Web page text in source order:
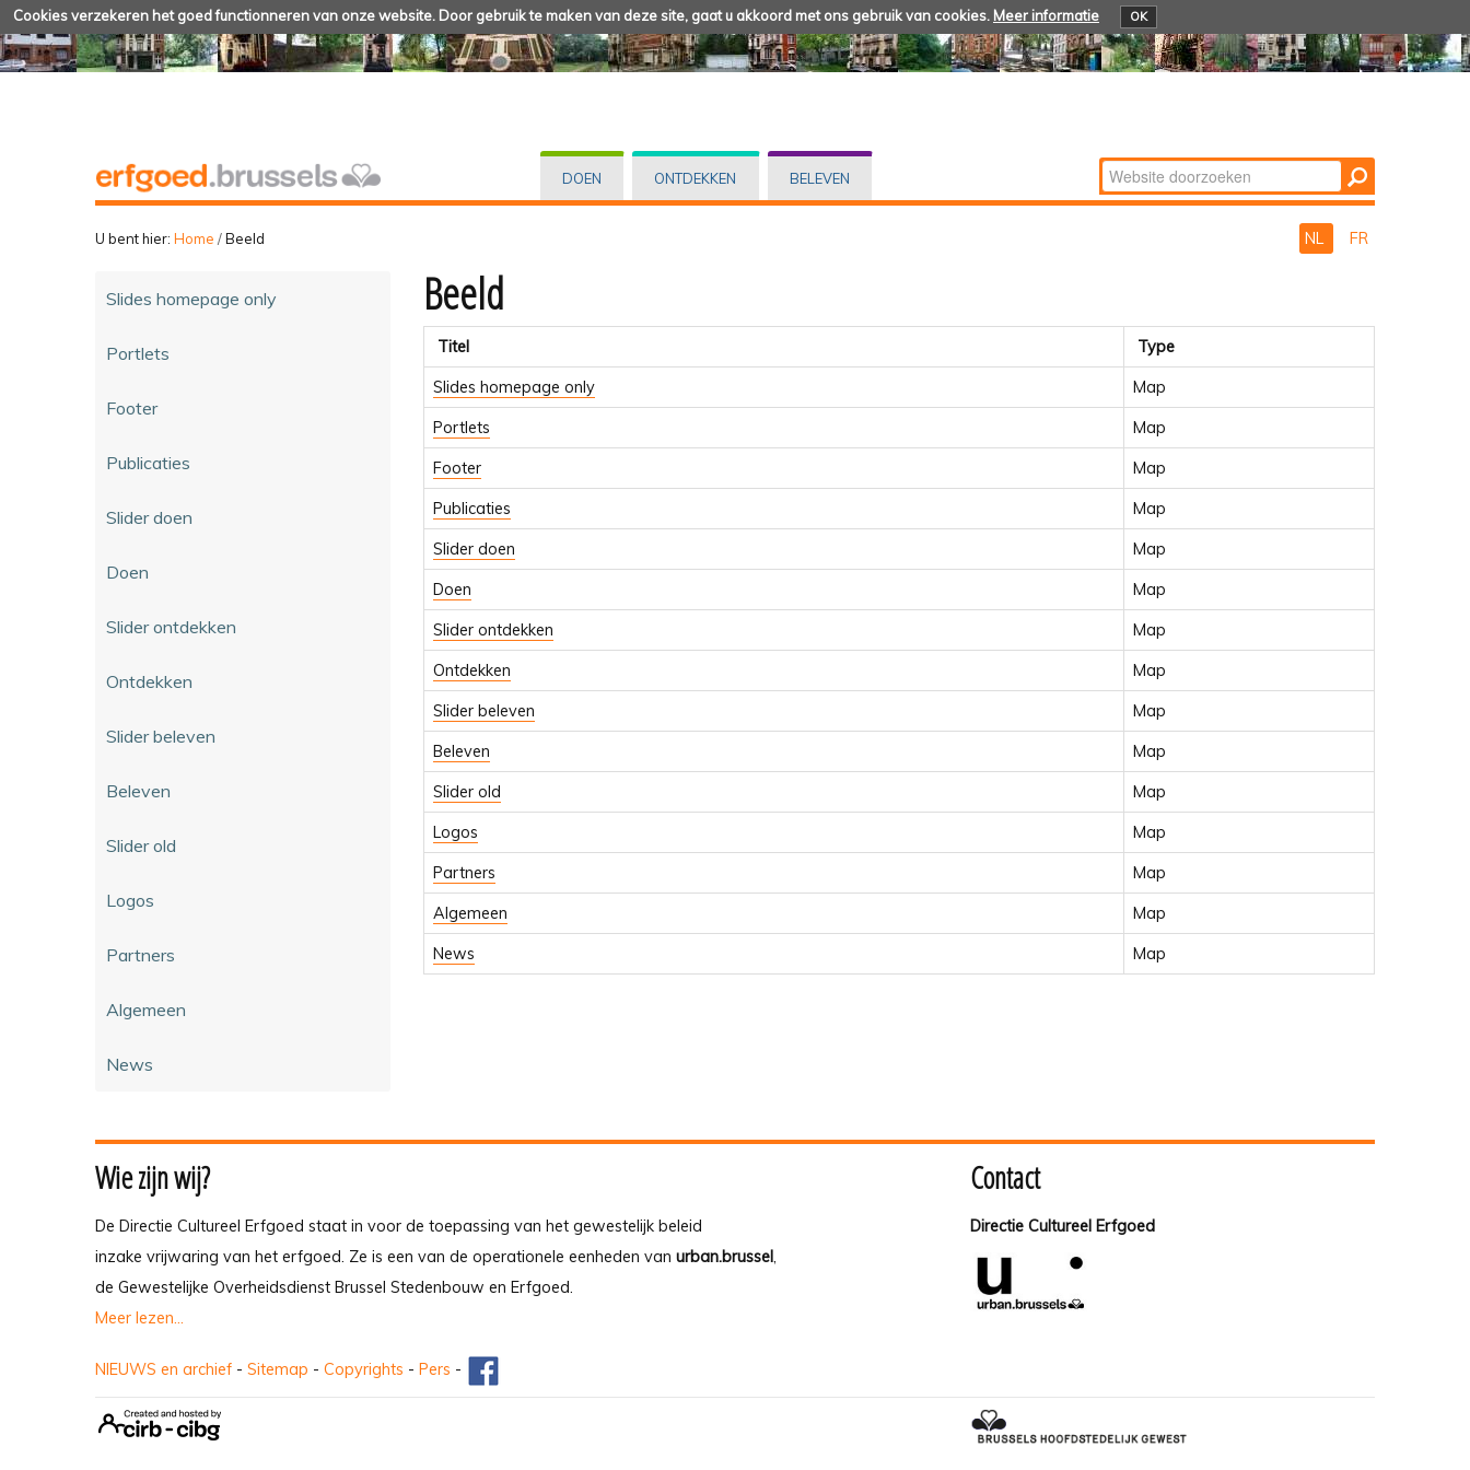
Cookies verzekeren het goed functionneren van onze website. Door gebruik te maken van deze site, gaat u akkoord met ons gebruik van cookies. Meer informatie OK
DOEN ONTDEKKEN BELEVEN Zoek
Geavanceerd
U bent hier: Home /Beeld NL FR
Slides homepage only
Portlets
Footer
Publicaties
Slider doen
Doen
Slider ontdekken
Ontdekken
Slider beleven
Beleven
Slider old
Logos
Partners
Algemeen
News
Beeld
Titel Type
Slides homepage only Map
Portlets Map
Footer Map
Publicaties Map
Slider doen Map
Doen Map
Slider ontdekken Map
Ontdekken Map
Slider beleven Map
Beleven Map
Slider old Map
Logos Map
Partners Map
Algemeen Map
News Map
Wie zijn wij?
De Directie Cultureel Erfgoed staat in voor de toepassing van het gewestelijk beleid
inzake vrijwaring van het erfgoed. Ze is een van de operationele eenheden van urban.brussel,
de Gewestelijke Overheidsdienst Brussel Stedenbouw en Erfgoed.
Meer lezen...
Contact
Directie Cultureel Erfgoed
NIEUWS en archief - Sitemap - Copyrights - Pers -